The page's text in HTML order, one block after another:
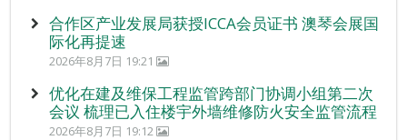
合作区产业发展局获授ICCA会员证书 澳琴会展国
际化再提速
2026年8月7日 19:21
优化在建及维保工程监管跨部门协调小组第二次
会议 梳理已入住楼宇外墙维修防火安全监管流程
2026年8月7日 19:12